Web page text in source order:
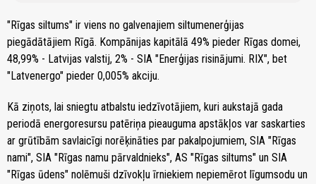
"Rīgas siltums" ir viens no galvenajiem siltumenerģijas
piegādātājiem Rīgā. Kompānijas kapitālā 49% pieder Rīgas domei,
48,99% - Latvijas valstij, 2% - SIA "Enerģijas risinājumi. RIX", bet
"Latvenergo" pieder 0,005% akciju.
Kā ziņots, lai sniegtu atbalstu iedzīvotājiem, kuri aukstajā gada
periodā energoresursu patēriņa pieauguma apstākļos var saskarties
ar grūtībām savlaicīgi norēķināties par pakalpojumiem, SIA "Rīgas
nami", SIA "Rīgas namu pārvaldnieks", AS "Rīgas siltums" un SIA
"Rīgas ūdens" nolēmuši dzīvokļu īrniekiem nepiemērot līgumsodu un